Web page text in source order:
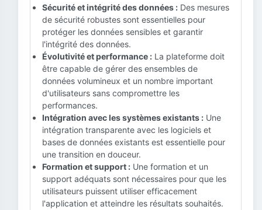
Sécurité et intégrité des données : Des mesures
de sécurité robustes sont essentielles pour
protéger les données sensibles et garantir
l'intégrité des données.
Évolutivité et performance : La plateforme doit
être capable de gérer des ensembles de
données volumineux et un nombre important
d'utilisateurs sans compromettre les
performances.
Intégration avec les systèmes existants : Une
intégration transparente avec les logiciels et
bases de données existants est essentielle pour
une transition en douceur.
Formation et support : Une formation et un
support adéquats sont nécessaires pour que les
utilisateurs puissent utiliser efficacement
l'application et atteindre les résultats souhaités.